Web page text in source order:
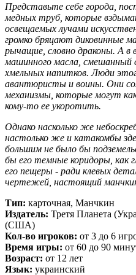
Представьте себе города,
медных труб, которые
освещаемых лучами
громко бряцают диковинные
рычащие, словно драконы. А в
машинного масла,
хмельных напитков. Люди
авантюристы и воины. Они
механизмы, которые могут
кому-то ее укоротить.
Однако насколько же
настолько же и катакомбы
большим не было бы
бы его темные коридоры, как
его пещеры - ради клевых
чертежей, настоящий
Тип: карточная, Манчкин
Издатель: Третя Планета
(США)
Кол-во игроков: от 3 до 6
Время игры: от 60 до 90
Возраст: от 12 лет
Язык: украинский